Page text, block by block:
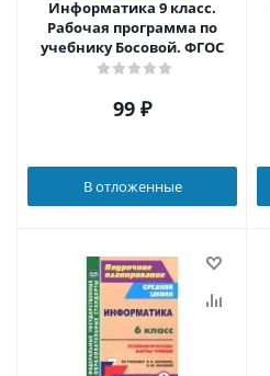
Информатика 9 класс.
Рабочая программа по
учебнику Босовой. ФГОС
99 ₽
В отложенные